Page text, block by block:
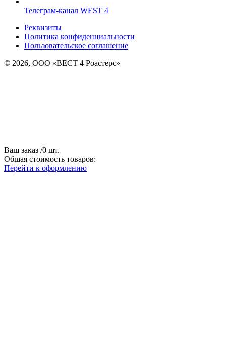
Телеграм-канал WEST 4
Реквизиты
Политика конфиденциальности
Пользовательское соглашение
© 2026, ООО «ВЕСТ 4 Роастерс»
Ваш заказ /0 шт.
Общая стоимость товаров:
Перейти к оформлению